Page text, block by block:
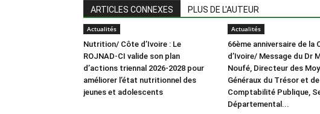
ARTICLES CONNEXES PLUS DE L'AUTEUR
Actualités
Nutrition/ Côte d’Ivoire : Le
ROJNAD-CI valide son plan
d’actions triennal 2026-2028 pour
améliorer l’état nutritionnel des
jeunes et adolescents
Actualités
66ème anniversaire de la
d’Ivoire/ Message du Dr
Noufé, Directeur des
Généraux du Trésor et
Comptabilité Publique,
Départemental...